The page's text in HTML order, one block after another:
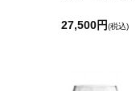
27,500円(税込)